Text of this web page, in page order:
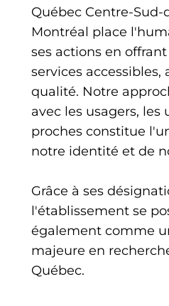
Québec Centre-Sud-
Montréal place
ses actions en
services accessibles,
qualité. Notre
avec les usagers, les
proches constitue
notre identité et de
Grâce à ses
l'établissement se
également comme
majeure en
Québec.